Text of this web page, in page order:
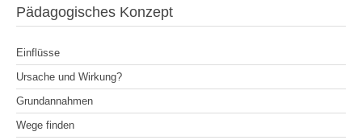
Pädagogisches Konzept
Einflüsse
Ursache und Wirkung?
Grundannahmen
Wege finden